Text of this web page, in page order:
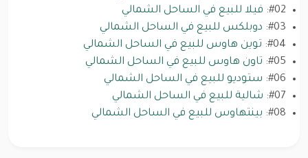
#02: فيلا للبيع في الساحل الشمالي
#03: دوبلكس للبيع في الساحل الشمالي
#04: توين هاوس للبيع في الساحل الشمالي
#05: تاون هاوس للبيع في الساحل الشمالي
#06: ستوديو للبيع في الساحل الشمالي
#07: شالية للبيع في الساحل الشمالي
#08: بينتهاوس للبيع في الساحل الشمالي